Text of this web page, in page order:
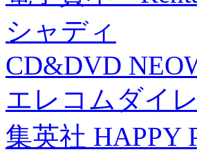
シャディ
CD&DVD
エレコムダイ
集英社 HAPPY